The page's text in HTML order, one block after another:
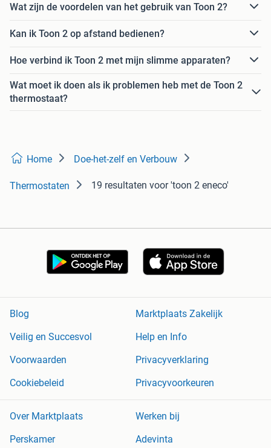
Wat zijn de voordelen van het gebruik van Toon 2?
Kan ik Toon 2 op afstand bedienen?
Hoe verbind ik Toon 2 met mijn slimme apparaten?
Wat moet ik doen als ik problemen heb met de Toon 2
thermostaat?
Home Doe-het-zelf en Verbouw
Thermostaten 19 resultaten voor 'toon 2 eneco'
Blog
Marktplaats Zakelijk
Veilig en Succesvol
Help en Info
Voorwaarden
Privacyverklaring
Cookiebeleid
Privacyvoorkeuren
Over Marktplaats
Werken bij
Perskamer
Adevinta